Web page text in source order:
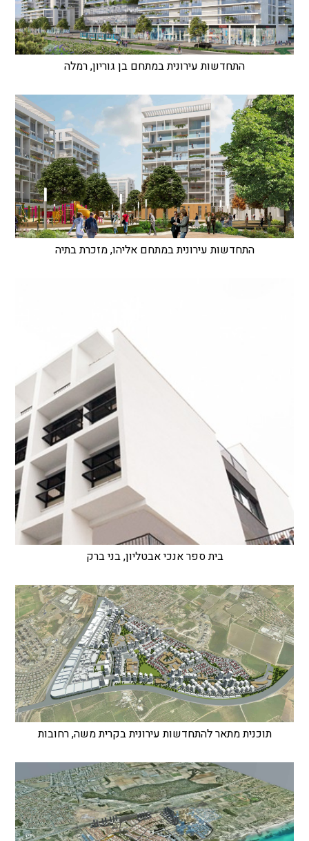
התחדשות עירונית במתחם בן גוריון, רמלה
התחדשות עירונית במתחם אליהו, מזכרת בתיה
בית ספר אנכי אבטליון, בני ברק
תוכנית מתאר להתחדשות עירונית בקרית משה, רחובות